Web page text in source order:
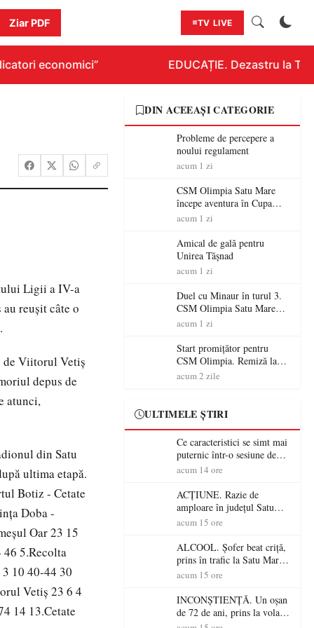
Ziar PDF TV LIVE
economici” EDUCAȚIE. Dezastru la
Ligii a IV-a
reuşit câte o
de Viitorul Vetiş
depus de
atunci,
din Satu
ultima etapă.
Botiz - Cetate
Doba -
Oar 23 15
5.Recolta
10 40-44 30
Vetiş 23 6 4
14 13.Cetate
DIN ACEEAȘI CATEGORIE
Probleme de percepere a
noului regulament
acum 1 zi
CSM Olimpia Satu Mare
începe aventura în Cupa
României la Baia Mare
acum 1 zi
Amical de gală pentru
Unirea Tășnad
acum 1 zi
Duel cu Minaur în turul 3.
CSM Olimpia Satu Mare
începe aventura în Cupa
acum 1 zi
Start promițător pentru
CSM Olimpia. Remiză la
Dumbrăvița în debutul
acum 2 zile
ULTIMELE ȘTIRI
Ce caracteristici se simt mai
puternic într-o sesiune de
distracție la sloturi online:
RTP?
acum 14 ore
ACȚIUNE. Razie de
amploare în județul Satu
Mare! Polițiștii au dat sute
șoferi fără permis într-o
singură zi
acum 15 ore
ALCOOL. Șofer beat criță,
prins în trafic la Satu Mare!
Alcoolemie uriașă
acum 15 ore
INCONȘTIENȚĂ. Un oșan
de 72 de ani, prins la volan
fără permis! Polițiștii l-au